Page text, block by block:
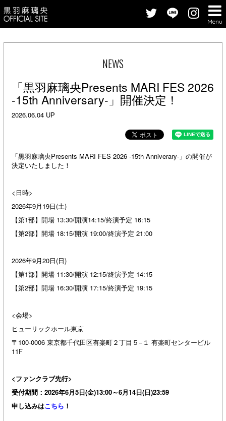
Menu
NEWS
「黒羽麻璃央Presents MARI FES 2026
-15th Anniversary-」開催決定！
2026.06.04 UP
「黒羽麻璃央Presents MARI FES 2026 -15th Anniverary-」の開催が
決定いたしました！
<日時>
2026年9月19日(土)
【第1部】開場 13:30/開演14:15/終演予定 16:15
【第2部】開場 18:15/開演 19:00/終演予定 21:00
2026年9月20日(日)
【第1部】開場 11:30/開演 12:15/終演予定 14:15
【第2部】開場 16:30/開演 17:15/終演予定 19:15
<会場>
ヒューリックホール東京
〒100-0006 東京都千代田区有楽町２丁目５−１ 有楽町センタービル
11F
<ファンクラブ先行>
受付期間：2026年6月5日(金)13:00～6月14日(日)23:59
申し込みはこちら ！